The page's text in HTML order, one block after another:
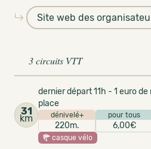
Site web des
3 circuits VTT
31
km
dernier départ 11h - 1 euro
place
dénivelé+
220m.
pour tous
6,00€
casque vélo